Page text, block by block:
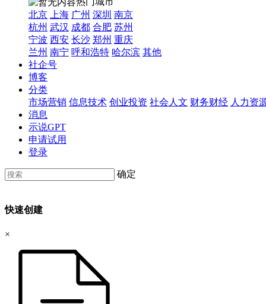
北京
上海 广州 深圳 南京
杭州 武汉 成都 合肥 苏州
宁波 西安 长沙 郑州 重庆
兰州 南宁 呼和浩特 哈尔滨 其他
社企号
博客
分类
市场营销 信息技术 创业投资 社会人文 财务财经 人力资
消息
示说GPT
申请试用
登录
确定
快速创建
×